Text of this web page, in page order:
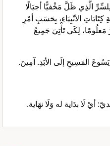
الَّذِي ظَلَّ مَخْفيًّا أجيَالًا
الأنْبِيَاءِ، بِحَسَبِ أمْرِ
لِكَي تَأْتِيَ جَمِيعُ
المَسِيحِ إلَى الأبَدِ. آمِينَ.
أيْ لَا بدَاية له وَلَا نهَاية.